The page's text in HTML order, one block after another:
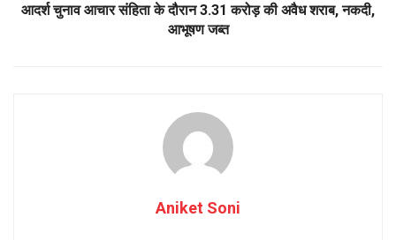
आदर्श चुनाव आचार संहिता के दौरान 3.31 करोड़ की अवैध शराब, नकदी,
आभूषण जब्त
Aniket Soni